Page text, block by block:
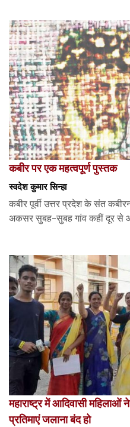
कबीर पर एक महत्वपूर्ण पुस्तक
स्वदेश कुमार सिन्हा
कबीर पूर्वी उत्तर प्रदेश के संत
अकसर सुबह-सुबह गांव कहीं दूर से
महाराष्ट्र में आदिवासी
प्रतिमाएं जलाना बंद हो